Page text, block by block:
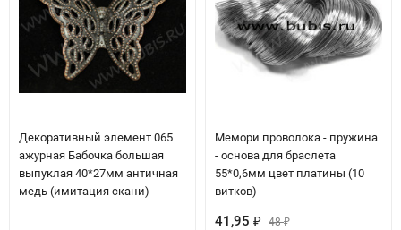
Декоративный элемент 065
ажурная Бабочка большая
выпуклая 40*27мм античная
медь (имитация скани)
Мемори проволока - пружина
- основа для браслета
55*0,6мм цвет платины (10
витков)
41,95 ₽ 48₽